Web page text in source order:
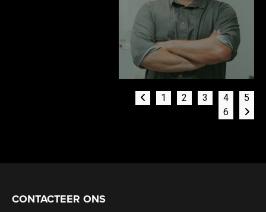
1 2 3 4
5
6
CONTACTEER ONS